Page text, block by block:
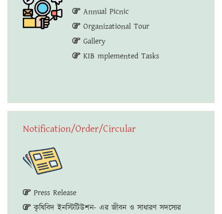
Annual Picnic
Organizational Tour
Gallery
KIB mplemented Tasks
Notification/Order/Circular
Press Release
কৃষিবিদ ইনস্টিটিউশন- এর জীবন ও সাধারণ সদস্যের